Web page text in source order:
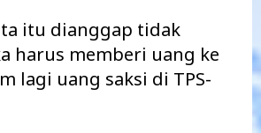
itu dianggap tidak
harus memberi uang ke
lagi uang saksi di TPS-